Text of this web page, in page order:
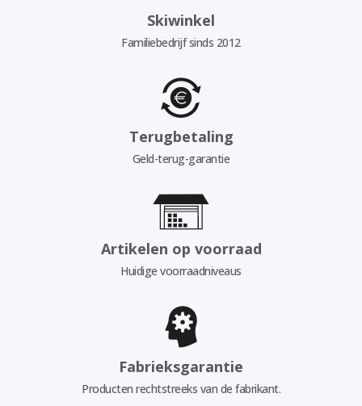
Skiwinkel
Familiebedrijf sinds 2012
Terugbetaling
Geld-terug-garantie
Artikelen op voorraad
Huidige voorraadniveaus
Fabrieksgarantie
Producten rechtstreeks van de fabrikant.